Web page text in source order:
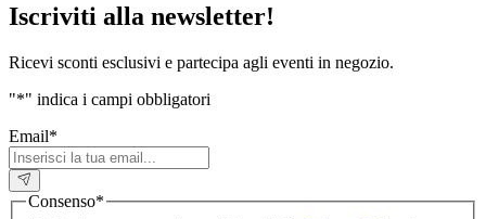
Iscriviti alla newsletter!
Ricevi sconti esclusivi e partecipa agli eventi in negozio.
"*" indica i campi obbligatori
Email*
Consenso*